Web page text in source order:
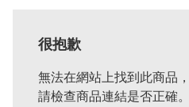
很抱歉
無法在網站上找到此商品
請檢查商品連結是否正確。